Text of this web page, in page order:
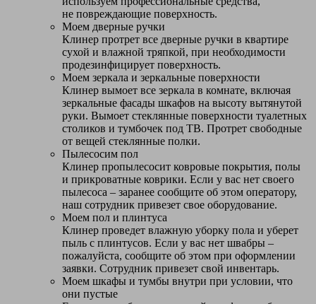
не повреждающие поверхность.
Моем дверные ручки
Клинер протрет все дверные ручки в квартире
сухой и влажной тряпкой, при необходимости
продезинфицирует поверхность.
Моем зеркала и зеркальные поверхности
Клинер вымоет все зеркала в комнате, включая
зеркальные фасады шкафов на высоту вытянутой
руки. Вымоет стеклянные поверхности туалетных
столиков и тумбочек под ТВ. Протрет свободные
от вещей стеклянные полки.
Пылесосим пол
Клинер пропылесосит ковровые покрытия, полы
и прикроватные коврики. Если у вас нет своего
пылесоса – заранее сообщите об этом оператору,
наш сотрудник привезет свое оборудование.
Моем пол и плинтуса
Клинер проведет влажную уборку пола и уберет
пыль с плинтусов. Если у вас нет швабры –
пожалуйста, сообщите об этом при оформлении
заявки. Сотрудник привезет свой инвентарь.
Моем шкафы и тумбы внутри при условии, что
они пустые